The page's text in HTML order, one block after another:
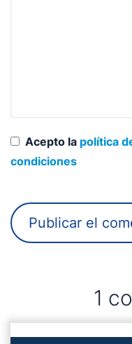
Acepto la política
condiciones
1